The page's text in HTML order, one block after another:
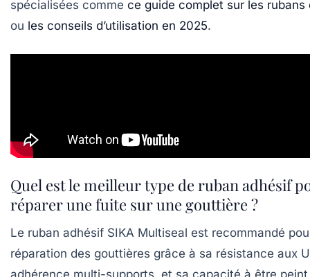
spécialisées comme ce guide complet sur les rubans
ou les conseils d’utilisation en 2025.
Quel est le meilleur type de ruban adhésif
réparer une fuite sur une gouttière ?
Le ruban adhésif SIKA Multiseal est recommandé
réparation des gouttières grâce à sa résistance aux